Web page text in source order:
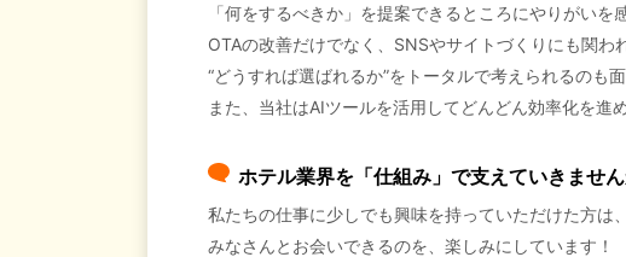
「何をするべきか」を提案できるところにやりがいを
OTAの改善だけでなく、SNSやサイトづくりにも関わ
“どうすれば選ばれるか”をトータルで考えられるのも
また、当社はAIツールを活用してどんどん効率化を
ホテル業界を「仕組み」で支えていきませ
私たちの仕事に少しでも興味を持っていただけた方は
みなさんとお会いできるのを、楽しみにしています！